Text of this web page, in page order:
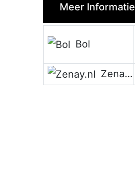
Meer Informatie
Bol
Zenay.nl